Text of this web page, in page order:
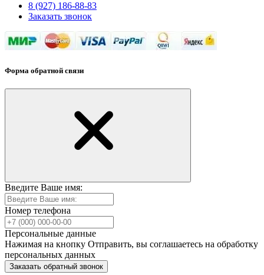
8 (927) 186-88-83
Заказать звонок
Форма обратной связи
Введите Ваше имя:
Номер телефона
Персональные данные
Нажимая на кнопку Отправить, вы соглашаетесь на обработку
персональных данных
Заказать обратный звонок